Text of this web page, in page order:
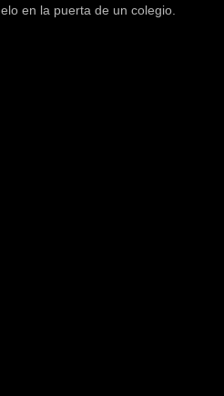
en la puerta de un colegio.